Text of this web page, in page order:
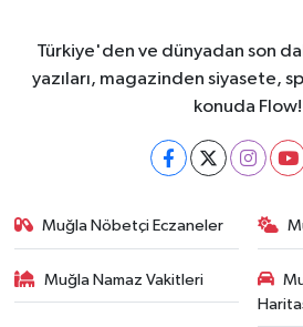
Türkiye'den ve dünyadan son
yazıları, magazinden siyasete,
konuda Flow!
Muğla Nöbetçi Eczaneler
Muğla Namaz Vakitleri